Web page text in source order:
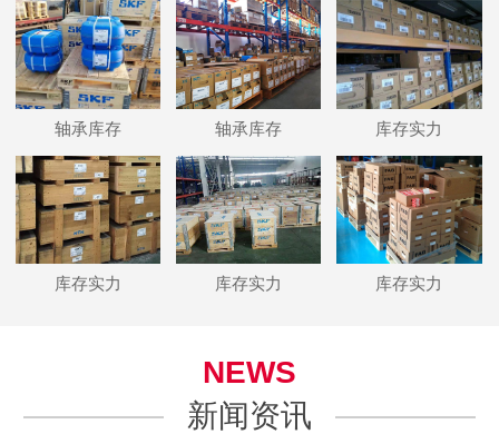
轴承库存 轴承库存 库存实力
库存实力 库存实力 库存实力
NEWS
新闻资讯